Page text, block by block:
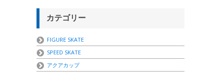
カテゴリー
FIGURE SKATE
SPEED SKATE
アクアカップ